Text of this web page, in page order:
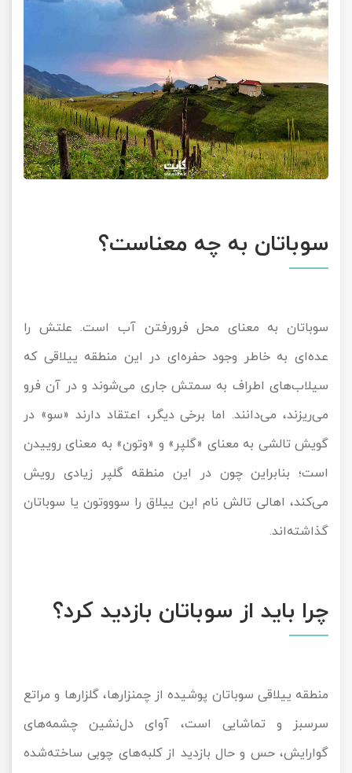
سوباتان به چه معناست؟
سوباتان به معنای محل فرورفتن آب است. علتش را
عده‌ای به خاطر وجود حفره‌ای در این منطقه ییلاقی که
سیلاب‌های اطراف به سمتش جاری می‌شوند و در آن فرو
می‌ریزند، می‌دانند. اما برخی دیگر، اعتقاد دارند «سو» در
گویش تالشی به معنای «گلپر» و «وتون» به معنای روییدن
است؛ بنابراین چون در این منطقه گلپر زیادی رویش
می‌کند، اهالی تالش نام این ییلاق را سوووتون یا سوباتان
گذاشته‌اند.
چرا باید از سوباتان بازدید کرد؟
منطقه ییلاقی سوباتان پوشیده از چمنزارها، گلزارها و مراتع
سرسبز و تماشایی است، آوای دل‌نشین چشمه‌های
گوارایش، حس و حال بازدید از کلبه‌های چوبی ساخته‌شده